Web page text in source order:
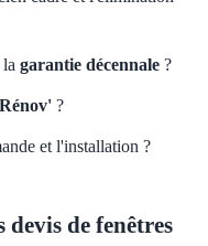
garantie décennale ?
?
et l'installation ?
devis de fenêtres